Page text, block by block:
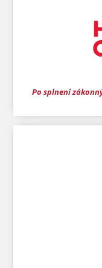
Po splnení